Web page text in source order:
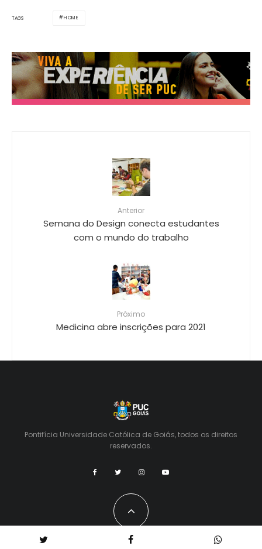
TAGS HOME
Anterior
Semana do Design conecta estudantes
com o mundo do trabalho
Próximo
Medicina abre inscrições para 2021
Pontifícia Universidade Católica de Goiás, todos os direitos
reservados.